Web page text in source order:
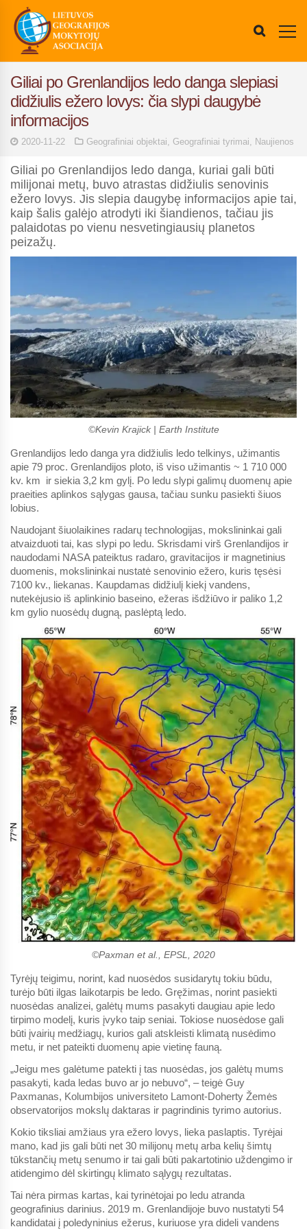
Giliai po Grenlandijos ledo danga slepiasi
didžiulis ežero lovys: čia slypi daugybė
informacijos
2020-11-22 Geografiniai objektai, Geografiniai tyrimai, Naujienos
Giliai po Grenlandijos ledo danga, kuriai gali būti
milijonai metų, buvo atrastas didžiulis senovinis
ežero lovys. Jis slepia daugybę informacijos apie tai,
kaip šalis galėjo atrodyti iki šiandienos, tačiau jis
palaidotas po vienu nesvetingiausių planetos
peizažų.
©Kevin Krajick | Earth Institute
Grenlandijos ledo danga yra didžiulis ledo telkinys, užimantis
apie 79 proc. Grenlandijos ploto, iš viso užimantis ~ 1 710 000
kv. km ir siekia 3,2 km gylį. Po ledu slypi galimų duomenų apie
praeities aplinkos sąlygas gausa, tačiau sunku pasiekti šiuos
lobius.
Naudojant šiuolaikines radarų technologijas, mokslininkai gali
atvaizduoti tai, kas slypi po ledu. Skrisdami virš Grenlandijos ir
naudodami NASA pateiktus radaro, gravitacijos ir magnetinius
duomenis, mokslininkai nustatė senovinio ežero, kuris tęsėsi
7100 kv., liekanas. Kaupdamas didžiulį kiekį vandens,
nutekėjusio iš aplinkinio baseino, ežeras išdžiūvo ir paliko 1,2
km gylio nuosėdų dugną, paslėptą ledo.
©Paxman et al., EPSL, 2020
Tyrėjų teigimu, norint, kad nuosėdos susidarytų tokiu būdu,
turėjo būti ilgas laikotarpis be ledo. Gręžimas, norint pasiekti
nuosėdas analizei, galėtų mums pasakyti daugiau apie ledo
tirpimo modelį, kuris įvyko taip seniai. Tokiose nuosėdose gali
būti įvairių medžiagų, kurios gali atskleisti klimatą nusėdimo
metu, ir net pateikti duomenų apie vietinę fauną.
„Jeigu mes galėtume patekti į tas nuosėdas, jos galėtų mums
pasakyti, kada ledas buvo ar jo nebuvo“, – teigė Guy
Paxmanas, Kolumbijos universiteto Lamont-Doherty Žemės
observatorijos mokslų daktaras ir pagrindinis tyrimo autorius.
Kokio tiksliai amžiaus yra ežero lovys, lieka paslaptis. Tyrėjai
mano, kad jis gali būti net 30 milijonų metų arba kelių šimtų
tūkstančių metų senumo ir tai gali būti pakartotinio uždengimo ir
atidengimo dėl skirtingų klimato sąlygų rezultatas.
Tai nėra pirmas kartas, kai tyrinėtojai po ledu atranda
geografinius darinius. 2019 m. Grenlandijoje buvo nustatyti 54
kandidatai į poledyninius ežerus, kuriuose yra dideli vandens